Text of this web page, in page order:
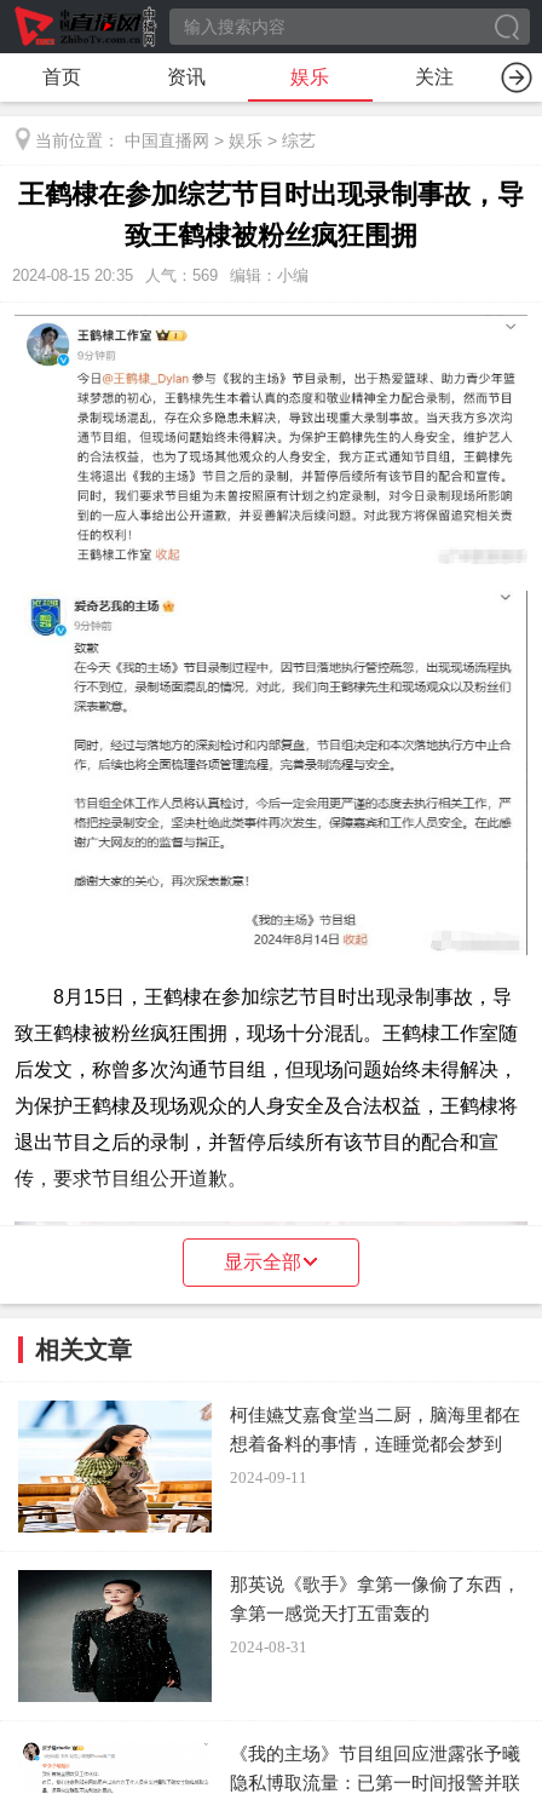
首页 资讯 娱乐 关注
当前位置： 中国直播网 > 娱乐 > 综艺
王鹤棣在参加综艺节目时出现录制事故，导
致王鹤棣被粉丝疯狂围拥
2024-08-15 20:35 人气： 569 编辑：小编
8月15日，王鹤棣在参加综艺节目时出现录制事故，导
致王鹤棣被粉丝疯狂围拥，现场十分混乱。王鹤棣工作室随
后发文，称曾多次沟通节目组，但现场问题始终未得解决，
为保护王鹤棣及现场观众的人身安全及合法权益，王鹤棣将
退出节目之后的录制，并暂停后续所有该节目的配合和宣
传，要求节目组公开道歉。
显示全部
相关文章
柯佳嬿艾嘉食堂当二厨，脑海里都在
想着备料的事情，连睡觉都会梦到
2024-09-11
那英说《歌手》拿第一像偷了东西，
拿第一感觉天打五雷轰的
2024-08-31
《我的主场》节目组回应泄露张予曦
隐私博取流量：已第一时间报警并联